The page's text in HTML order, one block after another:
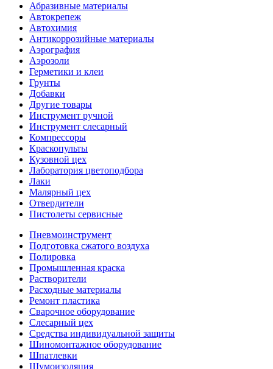
Абразивные материалы
Автокрепеж
Автохимия
Антикоррозийные материалы
Аэрография
Аэрозоли
Герметики и клеи
Грунты
Добавки
Другие товары
Инструмент ручной
Инструмент слесарный
Компрессоры
Краскопульты
Кузовной цех
Лаборатория цветоподбора
Лаки
Малярный цех
Отвердители
Пистолеты сервисные
Пневмоинструмент
Подготовка сжатого воздуха
Полировка
Промышленная краска
Растворители
Расходные материалы
Ремонт пластика
Сварочное оборудование
Слесарный цех
Средства индивидуальной защиты
Шиномонтажное оборудование
Шпатлевки
Шумоизоляция